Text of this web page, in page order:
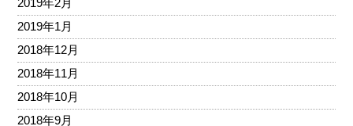
2019年1月
2018年12月
2018年11月
2018年10月
2018年9月